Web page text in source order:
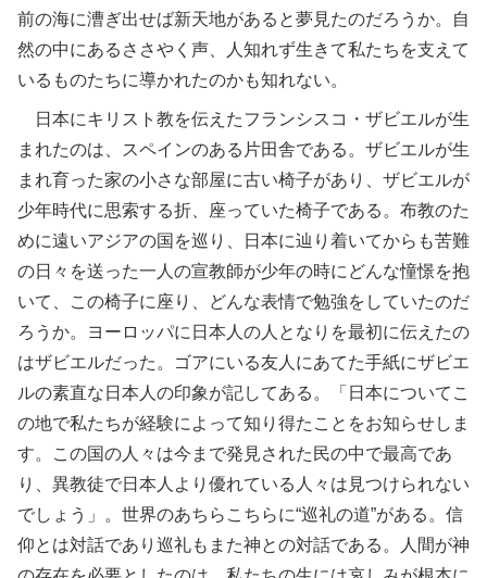
前の海に漕ぎ出せば新天地があると夢見たのだろうか。自
然の中にあるささやく声、人知れず生きて私たちを支えて
いるものたちに導かれたのかも知れない。
日本にキリスト教を伝えたフランシスコ・ザビエルが生
まれたのは、スペインのある片田舎である。ザビエルが生
まれ育った家の小さな部屋に古い椅子があり、ザビエルが
少年時代に思索する折、座っていた椅子である。布教のた
めに遠いアジアの国を巡り、日本に辿り着いてからも苦難
の日々を送った一人の宣教師が少年の時にどんな憧憬を抱
いて、この椅子に座り、どんな表情で勉強をしていたのだ
ろうか。ヨーロッパに日本人の人となりを最初に伝えたの
はザビエルだった。ゴアにいる友人にあてた手紙にザビエ
ルの素直な日本人の印象が記してある。「日本についてこ
の地で私たちが経験によって知り得たことをお知らせしま
す。この国の人々は今まで発見された民の中で最高であ
り、異教徒で日本人より優れている人々は見つけられない
でしょう」。世界のあちらこちらに“巡礼の道”がある。信
仰とは対話であり巡礼もまた神との対話である。人間が神